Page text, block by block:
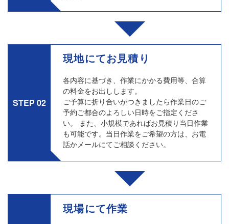
STEP 02
現地にてお見積り
各内容に基づき、作業にかかる費用等、合算
の料金をお出しします。
ご予算に折り合いがつきましたら作業日のご
予約ご都合のよろしい日時をご指定くださ
い。 また、小規模であればお見積り当日作業
も可能です。当日作業をご希望の方は、お電
話かメールにてご相談ください。
現場にて作業